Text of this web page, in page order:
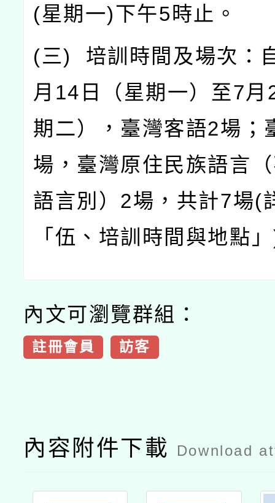
(星期一)下午5 時止。
(三) 培訓時間及場次：
月 14 日（星期一）至7月
期二），臺灣客語2場；
場，臺灣原住民族語言
語言別） 2場，共計7場(
「伍、培訓時間與地點」
內文可瀏覽群組：
註冊會員 訪客
內容附件下載 Download